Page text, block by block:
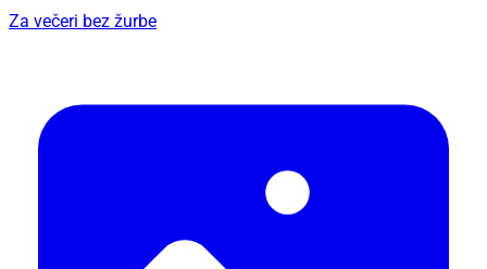
Za večeri bez žurbe